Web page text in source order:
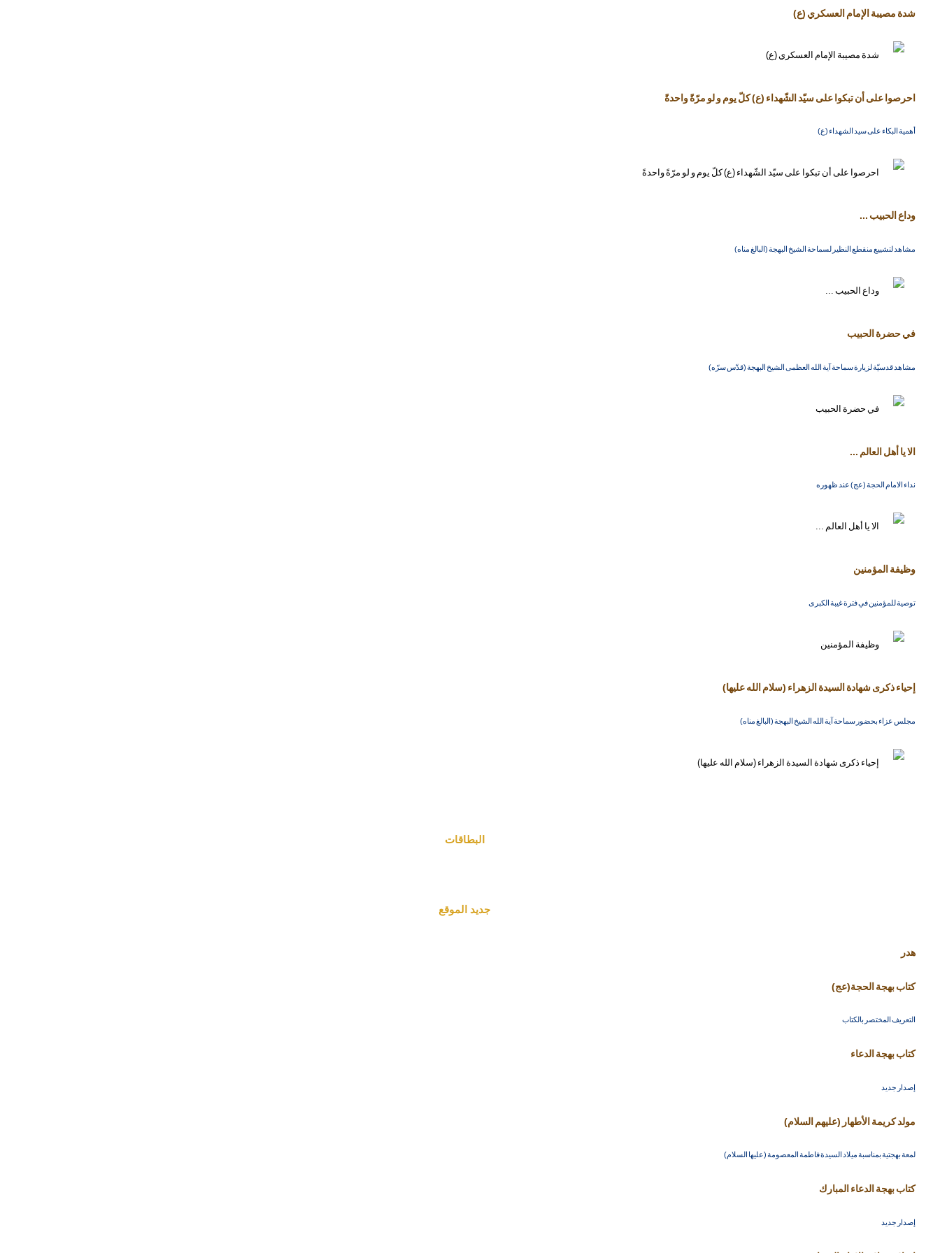
شدة مصيبة الإمام العسكري (ع)
احرصوا على أن تبكوا على سيّد الشّهداء (ع) كلّ يوم و لو مرّةً واحدةً
أهمية البكاء على سيد الشهداء (ع)
وداع الحبيب ...
مشاهد لتشييع منقطع النظير لسماحة الشيخ البهجة (البالغ مناه)
في حضرة الحبيب
مشاهد قدسيّة لزيارة سماحة آية الله العظمى الشيخ البهجة (قدّس سرّه)
الا يا أهل العالم ...
نداء الامام الحجة (عج) عند ظهوره
وظيفة المؤمنين
توصية للمؤمنين في فترة غيبة الكبرى
إحياء ذكرى شهادة السيدة الزهراء (سلام الله عليها)
مجلس عزاء بحضور سماحة آية الله الشيخ البهجة (البالغ مناه)
البطاقات
جديد الموقع
هدر
كتاب بهجة الحجة(عج)
التعريف المختصر بالكتاب
كتاب بهجة الدعاء
إصدار جديد
مولد كريمة الأطهار (عليهم السلام)
لمعة بهجتية بمناسبة ميلاد السيدة فاطمة المعصومة (عليها السلام)
كتاب بهجة الدعاء المبارك
إصدار جديد